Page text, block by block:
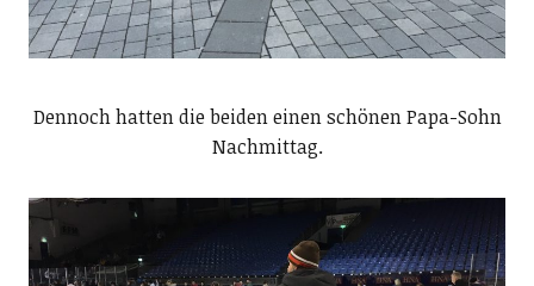
Dennoch hatten die beiden einen schönen Papa-Sohn
Nachmittag.